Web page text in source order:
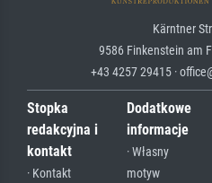
Kärntner
9586 Finkenstein am
+43 4257 29415 ·
Stopka
redakcyjna i
kontakt
· Kontakt
Dodatkowe
informacje
· Własny
motyw